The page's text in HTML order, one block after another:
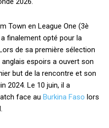
Town en League One (3è
finalement opté pour la
de sa première sélection
anglais espoirs a ouvert son
but de la rencontre et son
2024. Le 10 juin, il a
face au Burkina Faso lors